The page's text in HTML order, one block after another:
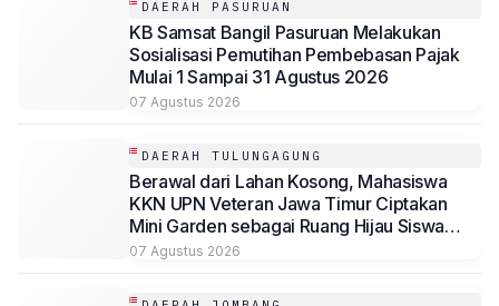
DAERAH PASURUAN
KB Samsat Bangil Pasuruan Melakukan
Sosialisasi Pemutihan Pembebasan Pajak
Mulai 1 Sampai 31 Agustus 2026
07 Agustus 2026
DAERAH TULUNGAGUNG
Berawal dari Lahan Kosong, Mahasiswa
KKN UPN Veteran Jawa Timur Ciptakan
Mini Garden sebagai Ruang Hijau Siswa
SMP Al-Azhaar Tulungagung
07 Agustus 2026